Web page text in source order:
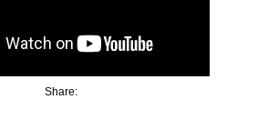
Share: